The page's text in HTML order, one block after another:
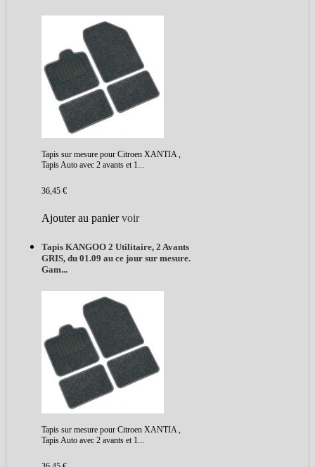
Tapis sur mesure pour Citroen XANTIA ,
Tapis Auto avec 2 avants et 1...
36,45 €
Ajouter au panier voir
Tapis KANGOO 2 Utilitaire, 2 Avants
GRIS, du 01.09 au ce jour sur mesure.
Gam...
Tapis sur mesure pour Citroen XANTIA ,
Tapis Auto avec 2 avants et 1...